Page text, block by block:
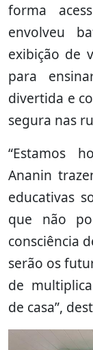
forma
envolveu
exibição de
para
divertida e
segura nas
“Estamos
Ananin
educativas
que não
consciência
serão os
de
de casa”,